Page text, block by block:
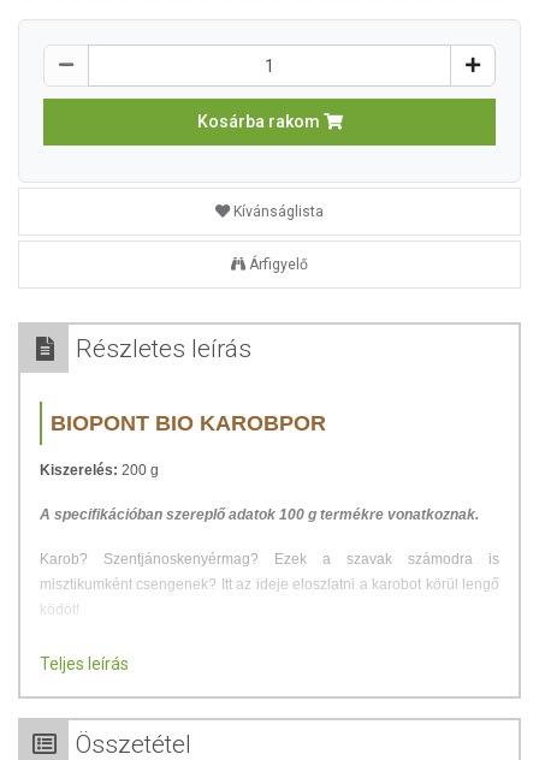
Kosárba rakom
Kívánságlista
Árfigyelő
Részletes leírás
BIOPONT BIO KAROBPOR
Kiszerelés: 200 g
A specifikációban szereplő adatok 100 g termékre vonatkoznak.
Karob? Szentjánoskenyérmag? Ezek a szavak számodra is
misztikumként csengenek? Itt az ideje eloszlatni a karobot körül lengő
ködöt!
A karobpor a szentjánoskenyérfa terméséből készül, színében és
vitamin), kalciumban és ásványi anyagokban. Zsírtartalma
alacsonyabb, szénhidrát tartalma magasabb a kakaóporénál. Koffein-,
Teljes leírás
Összetétel